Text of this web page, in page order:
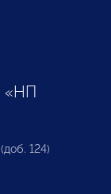
«НП
124)